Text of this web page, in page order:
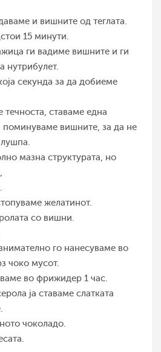
и вишните од теглата.
15 минути.
ги вадиме вишните и ги
нутрибулет.
секунда за да добиеме
течноста, ставаме една
поминуваме вишните, за да не
лушпа.
мазна структурата, но
желатинот.
со вишни.
го нанесуваме во
чоко мусот.
во фрижидер 1 час.
ја ставаме слатката
чоколадо.